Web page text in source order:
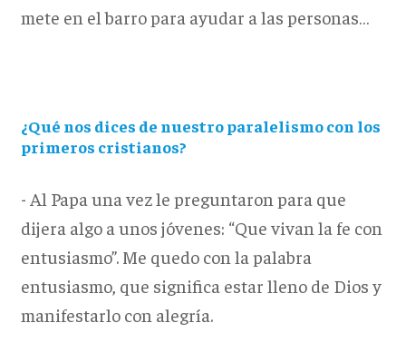
mete en el barro para ayudar a las personas…
¿Qué nos dices de nuestro paralelismo con los
primeros cristianos?
- Al Papa una vez le preguntaron para que
dijera algo a unos jóvenes: “Que vivan la fe con
entusiasmo”. Me quedo con la palabra
entusiasmo, que significa estar lleno de Dios y
manifestarlo con alegría.